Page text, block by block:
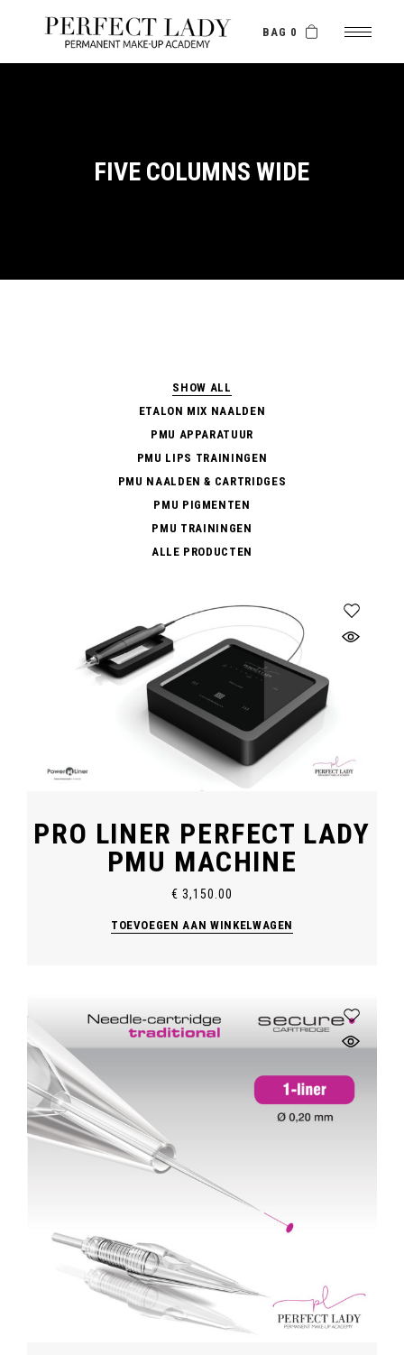
BAG 0
FIVE COLUMNS WIDE
SHOW ALL
ETALON MIX NAALDEN
PMU APPARATUUR
PMU LIPS TRAININGEN
PMU NAALDEN & CARTRIDGES
PMU PIGMENTEN
PMU TRAININGEN
ALLE PRODUCTEN
PRO LINER PERFECT LADY
PMU MACHINE
€ 3,150.00
TOEVOEGEN AAN WINKELWAGEN